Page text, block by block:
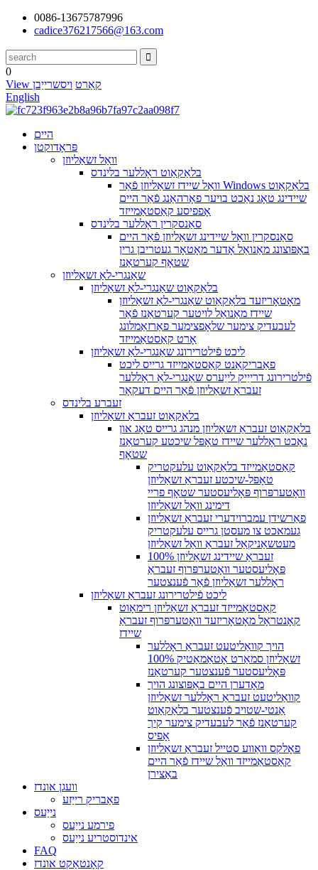
0086-13675787996
cadice376217566@163.com
0
View קאַרט ויסשרייַבן
English
היים
פּראָדוקטן
וואַל זשאַליוזן
בלאַקאַוט ראָללער בלינדס
וואַל שיידז זשאַליוזן פֿאַר Windows בלאַקאַוט
שיידינג טאָג נאַכט בויער פאָרהאַנג פֿאַר היים
אָפפיסע קאַסטאַמייזד
סאַנסקרין ראָללער בלינדס
סאַנסקרין וואַל שיידינג זשאַליוזן פֿאַר היים
באַפּוצונג מאַנואַל אָדער מאָטאָר געטריבן גרין
שטאָף קערטאַנז
שאַנגרי-לאַ זשאַליוזן
בלאַקאַוט שאַנגרי-לאַ זשאַליוזן
מאָטאָריזעד בלאַקאַוט שאַנגרי-לאַ זשאַליוזן
שיידז מאַנואַל לויטער קערטאַנז פֿאַר
לעבעדיק צימער שלאָפצימער פאַרזאַמלונג
אָרט קאַסטאַמייזד
ליכט פֿילטרירונג שאַנגרי-לאַ זשאַליוזן
פאַבריקאַנט קאַסטאַמייזד גרייס ליכט
פֿילטרירונג דרייַיק לייַערס שאַנגרי-לאַ ראָללער
זעבראַ זשאַליוזן פֿאַר היים דעקאָר
זעברע בלינדס
בלאַקאַוט זעבראַ זשאַליוזן
בלאַקאַוט זעבראַ זשאַליוזן מנהג גרייס טאָג און
נאַכט ראָללער שיידז טאָפּל שיכטע קערטאַנז
שטאָף
קאַסטאַמייזד בלאַקאַוט עלעקטריק
טאָפּל-שיכטע זעבראַ זשאַליוזן
וואָטערפּרוף פּאָליעסטער שטאָף פריי
דימינג וואַל זשאַליוזן
פאַרשידן עמברוידערי זעבראַ זשאַליוזן
געמאכט צו מעסטן גרייס עלעקטריק
מעטשאַניקאַל זעבראַ וואַל זשאַליוזן
זעבראַ שיידינג זשאַליוזן 100%
פּאָליעסטער וואָטערפּרוף זעבראַ
ראָללער זשאַליוזן פֿאַר פֿענצטער
ליכט פֿילטרירונג זעבראַ זשאַליוזן
קאַסטאַמייזד זעבראַ זשאַליוזן רימאָוט
קאָנטראָל מאָטאָריזעד וואָטערפּרוף זעבראַ
שיידז
הויך קוואַליטעט זעבראַ ראָללער
זשאַליוזן סמאַרט אָטאַמאַטיק 100%
פּאָליעסטער פֿענצטער קערטאַנז
מאָדערן היים באַפּוצונג הויך
קוואַליטעט זעבראַ ראָללער זשאַליוזן
אַנטי-שטויב פֿענצטער בלאַקאַוט
קערטאַנז פֿאַר לעבעדיק צימער קיך
אָפיס
פאָלקס וואַווע סטייל זעבראַ זשאַליוזן
קאַסטאַמייזד וואַל שיידז פֿאַר היים
באַצירן
וועגן אונדז
פאַבריק רייַזע
נייַעס
פירמע נייַעס
אינדוסטריע נייַעס
FAQ
קאָנטאַקט אונדז